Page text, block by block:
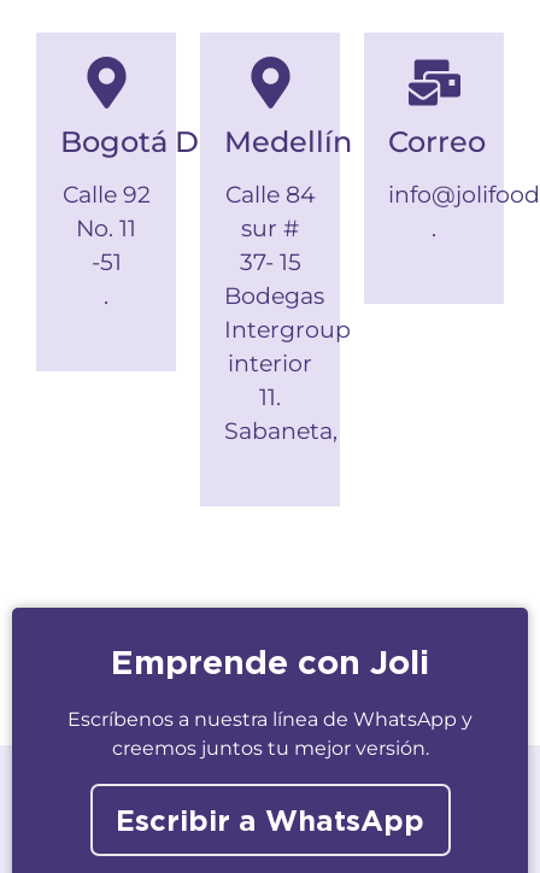
Bogotá D.C.
Calle 92
No. 11
-51
.
Medellín
Calle 84
sur #
37- 15
Bodegas
Intergroup
interior
11.
Sabaneta,
Correo
.
Emprende con Joli
Escríbenos a nuestra línea de WhatsApp y
creemos juntos tu mejor versión.
Escribir a WhatsApp